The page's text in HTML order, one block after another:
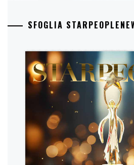
SFOGLIA